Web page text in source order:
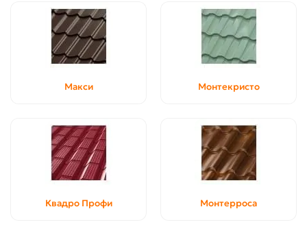
Макси Монтекристо
Квадро Профи Монтерроса